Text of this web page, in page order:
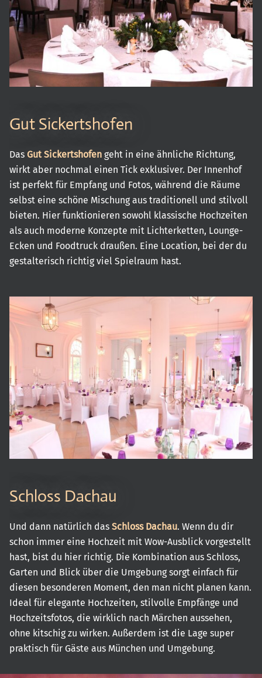
Gut Sickertshofen
Das Gut Sickertshofen geht in eine ähnliche Richtung,
wirkt aber nochmal einen Tick exklusiver. Der Innenhof
ist perfekt für Empfang und Fotos, während die Räume
selbst eine schöne Mischung aus traditionell und stilvoll
bieten. Hier funktionieren sowohl klassische Hochzeiten
als auch moderne Konzepte mit Lichterketten, Lounge-
Ecken und Foodtruck draußen. Eine Location, bei der du
gestalterisch richtig viel Spielraum hast.
Schloss Dachau
Und dann natürlich das Schloss Dachau. Wenn du dir
schon immer eine Hochzeit mit Wow-Ausblick vorgestellt
hast, bist du hier richtig. Die Kombination aus Schloss,
Garten und Blick über die Umgebung sorgt einfach für
diesen besonderen Moment, den man nicht planen kann.
Ideal für elegante Hochzeiten, stilvolle Empfänge und
Hochzeitsfotos, die wirklich nach Märchen aussehen,
ohne kitschig zu wirken. Außerdem ist die Lage super
praktisch für Gäste aus München und Umgebung.